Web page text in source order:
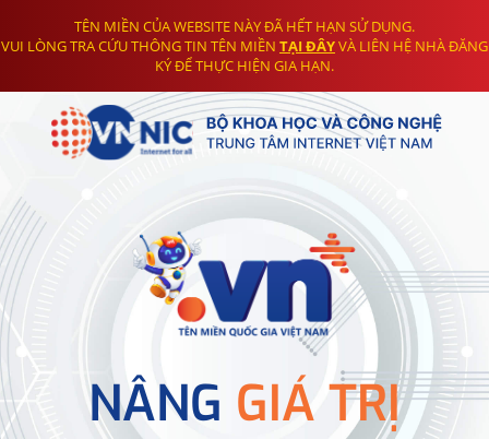
TÊN MIỀN CỦA WEBSITE NÀY ĐÃ HẾT HẠN SỬ DỤNG.
VUI LÒNG TRA CỨU THÔNG TIN TÊN MIỀN TẠI ĐÂYVÀ LIÊN HỆ NHÀ ĐĂNG
KÝ ĐỂ THỰC HIỆN GIA HẠN.
NÂNG GIÁ TRỊ